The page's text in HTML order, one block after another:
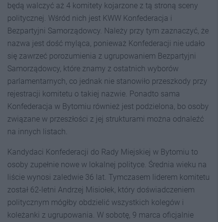
będą walczyć aż 4 komitety kojarzone z tą stroną sceny
politycznej. Wśród nich jest KWW Konfederacja i
Bezpartyjni Samorządowcy. Należy przy tym zaznaczyć, że
nazwa jest dość myląca, ponieważ Konfederacji nie udało
się zawrzeć porozumienia z ugrupowaniem Bezpartyjni
Samorządowcy, które znamy z ostatnich wyborów
parlamentarnych, co jednak nie stanowiło przeszkody przy
rejestracji komitetu o takiej nazwie. Ponadto sama
Konfederacja w Bytomiu również jest podzielona, bo osoby
związane w przeszłości z jej strukturami można odnaleźć
na innych listach.
Kandydaci Konfederacji do Rady Miejskiej w Bytomiu to
osoby zupełnie nowe w lokalnej polityce. Średnia wieku na
liście wynosi zaledwie 36 lat. Tymczasem liderem komitetu
został 62-letni Andrzej Misiołek, który doświadczeniem
politycznym mógłby obdzielić wszystkich kolegów i
koleżanki z ugrupowania. W sobotę, 9 marca oficjalnie